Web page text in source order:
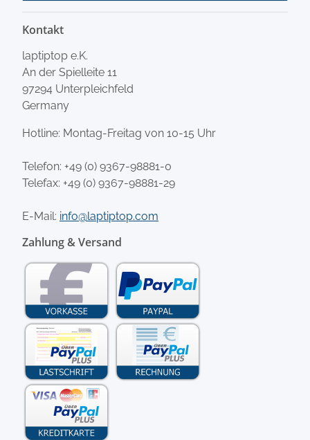
Kontakt
laptiptop e.K.
An der Spielleite 11
97294 Unterpleichfeld
Germany
Hotline: Montag-Freitag von 10-15 Uhr
Telefon: +49 (0) 9367-98881-0
Telefax: +49 (0) 9367-98881-29
E-Mail: info@laptiptop.com
Zahlung & Versand